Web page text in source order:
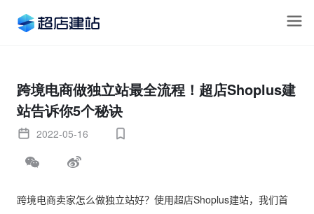
跨境电商做独立站最全流程！超店Shoplus建
站告诉你5个秘诀
2022-05-16
跨境电商卖家怎么做独立站好？使用超店Shoplus建站，我们首